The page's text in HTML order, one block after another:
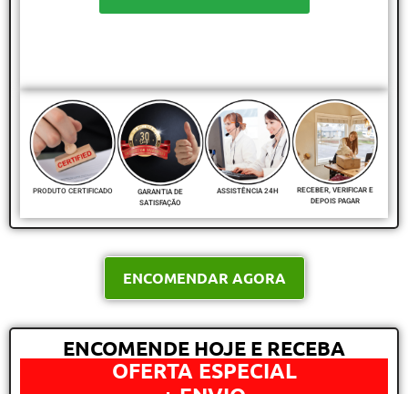
PRODUTO CERTIFICADO
GARANTIA DE
SATISFAÇÃO
ASSISTÊNCIA 24H
RECEBER, VERIFICAR E
DEPOIS PAGAR
ENCOMENDAR AGORA
ENCOMENDE HOJE E RECEBA
OFERTA ESPECIAL